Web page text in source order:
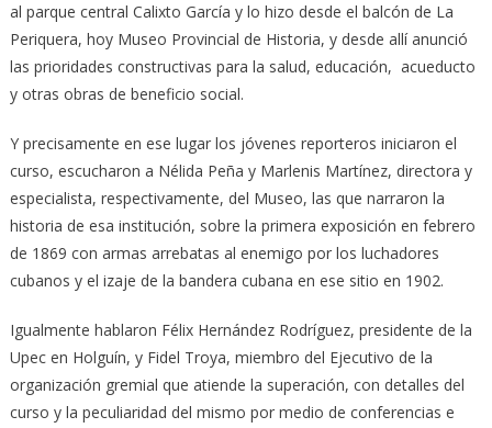
al parque central Calixto García y lo hizo desde el balcón de La
Periquera, hoy Museo Provincial de Historia, y desde allí anunció
las prioridades constructivas para la salud, educación, acueducto
y otras obras de beneficio social.
Y precisamente en ese lugar los jóvenes reporteros iniciaron el
curso, escucharon a Nélida Peña y Marlenis Martínez, directora y
especialista, respectivamente, del Museo, las que narraron la
historia de esa institución, sobre la primera exposición en febrero
de 1869 con armas arrebatas al enemigo por los luchadores
cubanos y el izaje de la bandera cubana en ese sitio en 1902.
Igualmente hablaron Félix Hernández Rodríguez, presidente de la
Upec en Holguín, y Fidel Troya, miembro del Ejecutivo de la
organización gremial que atiende la superación, con detalles del
curso y la peculiaridad del mismo por medio de conferencias e